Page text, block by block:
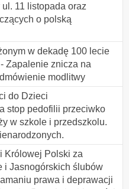
11 listopada oraz
o polską
w dekadę 100 lecie
Zapalenie znicza na
modlitwy
do Dzieci
stop pedofilii przeciwko
w szkole i przedszkolu.
Królowej Polski za
i Jasnogórskich ślubów
prawa i deprawacji